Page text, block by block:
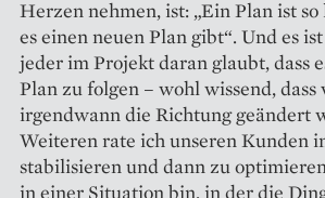
Herzen nehmen, ist: „Ein Plan ist
es einen neuen Plan gibt“. Und es
jeder im Projekt daran glaubt, dass
Plan zu folgen – wohl wissend,
irgendwann die Richtung geändert
Weiteren rate ich unseren Kunden
stabilisieren und dann zu
in einer Situation bin, in der die